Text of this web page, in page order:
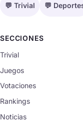
💬 Trivial 💬
SECCIONES
Trivial
Juegos
Votaciones
Rankings
Noticias